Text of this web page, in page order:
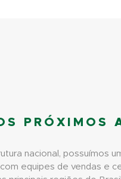
PRÓXIMOS
nacional, possuímos
equipes de vendas e